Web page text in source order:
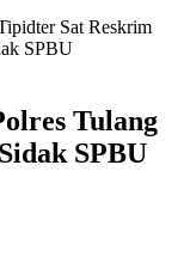
Sat Reskrim
SPBU
Tulang
SPBU